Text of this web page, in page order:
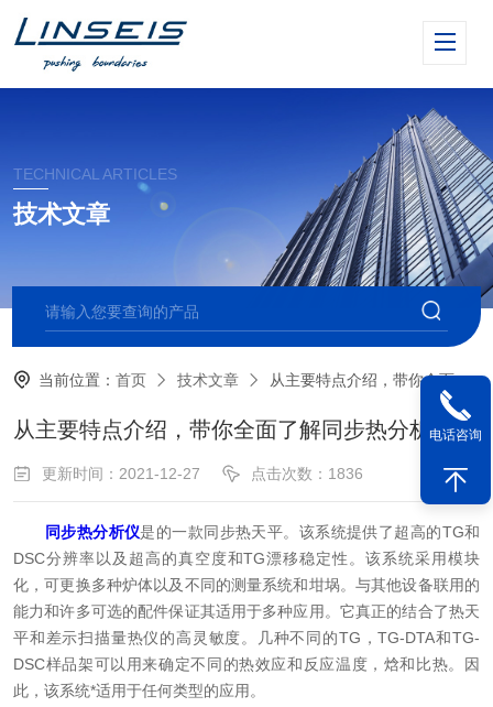
TECHNICAL ARTICLES
技术文章
当前位置：首页 技术文章 从主要特点介绍，带你全面了解同步热分析仪
从主要特点介绍，带你全面了解同步热分析仪
更新时间：2021-12-27 点击次数：1836
同步热分析仪是的一款同步热天平。该系统提供了超高的TG和
DSC分辨率以及超高的真空度和TG漂移稳定性。该系统采用模块
化，可更换多种炉体以及不同的测量系统和坩埚。与其他设备联用的
能力和许多可选的配件保证其适用于多种应用。它真正的结合了热天
平和差示扫描量热仪的高灵敏度。几种不同的TG，TG-DTA和TG-
DSC样品架可以用来确定不同的热效应和反应温度，焓和比热。因
此，该系统*适用于任何类型的应用。
电话咨询